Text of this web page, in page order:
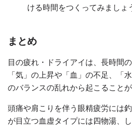
ける時間をつくってみましょ
まとめ
目の疲れ・ドライアイは、長時間
「気」の上昇や「血」の不足、「
のバランスの乱れから起こることが
頭痛や肩こりを伴う眼精疲労には
が目立つ血虚タイプには四物湯、